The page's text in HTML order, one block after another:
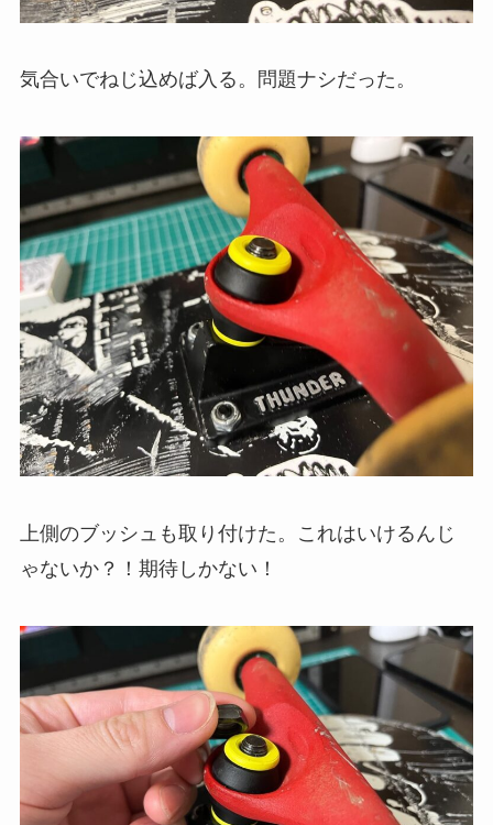
気合いでねじ込めば入る。問題ナシだった。
上側のブッシュも取り付けた。これはいけるんじ
ゃないか？！期待しかない！